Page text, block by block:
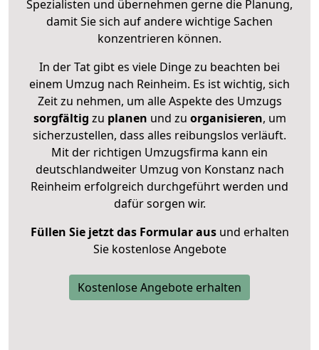
Spezialisten und übernehmen gerne die Planung,
damit Sie sich auf andere wichtige Sachen
konzentrieren können.
In der Tat gibt es viele Dinge zu beachten bei
einem Umzug nach Reinheim. Es ist wichtig, sich
Zeit zu nehmen, um alle Aspekte des Umzugs
sorgfältig zu planen und zu organisieren, um
sicherzustellen, dass alles reibungslos verläuft.
Mit der richtigen Umzugsfirma kann ein
deutschlandweiter Umzug von Konstanz nach
Reinheim erfolgreich durchgeführt werden und
dafür sorgen wir.
Füllen Sie jetzt das Formular ausund erhalten
Sie kostenlose Angebote
Kostenlose Angebote erhalten